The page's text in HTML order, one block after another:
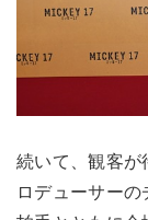
続いて、観客が
ロデューサー